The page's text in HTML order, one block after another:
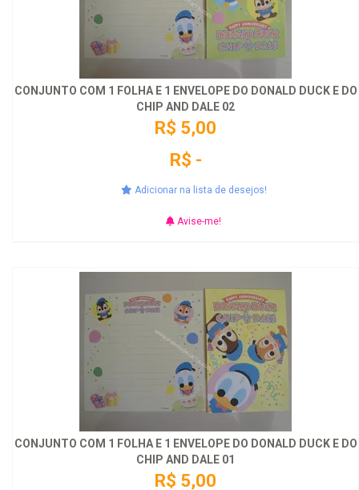
CONJUNTO COM 1 FOLHA E 1 ENVELOPE DO DONALD DUCK E DO
CHIP AND DALE 02
R$ 5,00
R$ -
Adicionar na lista de desejos!
Avise-me!
CONJUNTO COM 1 FOLHA E 1 ENVELOPE DO DONALD DUCK E DO
CHIP AND DALE 01
R$ 5,00